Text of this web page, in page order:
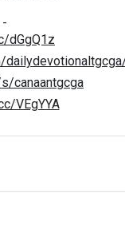
dGgQ1z
canaantgcga
VEgYYA